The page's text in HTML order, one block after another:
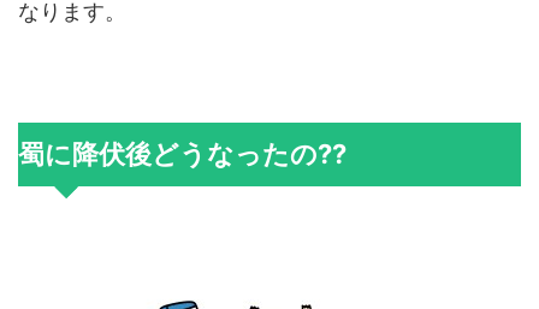
なります。
蜀に降伏後どうなったの??